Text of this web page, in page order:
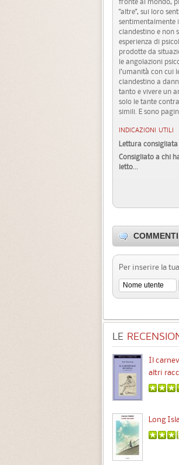
"altre", sui loro
sentimentalmente
clandestino e non
esperienza di
prodotte da
le angolazioni
l’umanità con cui
clandestino a
tanto e vivere un
solo le tante
simili. E sono
INDICAZIONI UTILI
Lettura consigliata
Consigliato a chi
letto...
COMMENTI
Per inserire la
LE
Il
altri
Long